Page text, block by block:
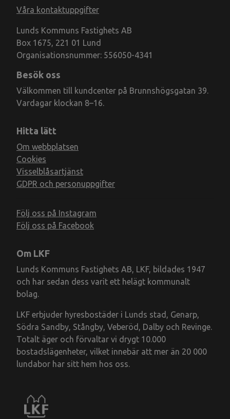
Våra kontaktuppgifter
Lunds Kommuns Fastighets AB
Box 1675, 221 01 Lund
Organisationsnummer: 556050-4341
Besök oss
Välkommen till kundcenter på Brunnshögsgatan 39.
Vardagar klockan 8–16.
Hitta lätt
Om webbplatsen
Cookies
Visselblåsartjänst
GDPR och personuppgifter
Följ oss på Instagram
Följ oss på Facebook
Om LKF
Lunds Kommuns Fastighets AB, LKF, bildades 1947
och har sedan dess varit ett helägt kommunalt
bolag.
LKF erbjuder hyresbostäder i Lunds stad, Genarp,
Södra Sandby, Stångby, Veberöd, Dalby och Revinge.
Totalt äger och förvaltar vi drygt 10.000
bostadslägenheter, vilket innebär att mer än 20 000
lundabor har sitt hem hos oss.